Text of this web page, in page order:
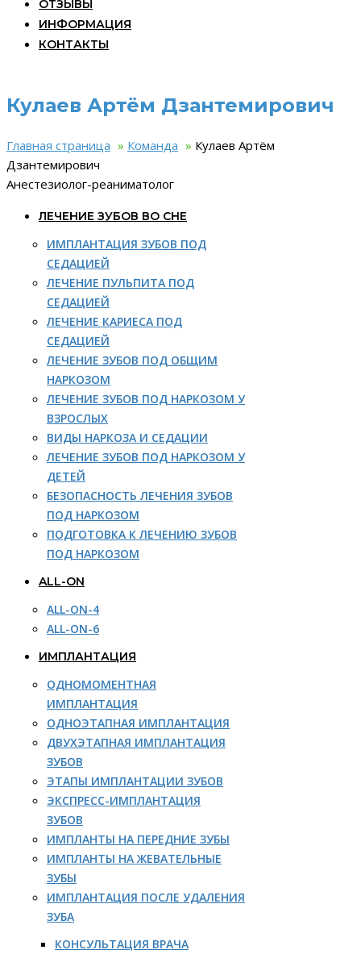
ОТЗЫВЫ
ИНФОРМАЦИЯ
КОНТАКТЫ
Кулаев Артём Дзантемирович
Главная страница » Команда » Кулаев Артём
Дзантемирович
Анестезиолог-реаниматолог
ЛЕЧЕНИЕ ЗУБОВ ВО СНЕ
ИМПЛАНТАЦИЯ ЗУБОВ ПОД
СЕДАЦИЕЙ
ЛЕЧЕНИЕ ПУЛЬПИТА ПОД
СЕДАЦИЕЙ
ЛЕЧЕНИЕ КАРИЕСА ПОД
СЕДАЦИЕЙ
ЛЕЧЕНИЕ ЗУБОВ ПОД ОБЩИМ
НАРКОЗОМ
ЛЕЧЕНИЕ ЗУБОВ ПОД НАРКОЗОМ У
ВЗРОСЛЫХ
ВИДЫ НАРКОЗА И СЕДАЦИИ
ЛЕЧЕНИЕ ЗУБОВ ПОД НАРКОЗОМ У
ДЕТЕЙ
БЕЗОПАСНОСТЬ ЛЕЧЕНИЯ ЗУБОВ
ПОД НАРКОЗОМ
ПОДГОТОВКА К ЛЕЧЕНИЮ ЗУБОВ
ПОД НАРКОЗОМ
ALL-ON
ALL-ON-4
ALL-ON-6
ИМПЛАНТАЦИЯ
ОДНОМОМЕНТНАЯ
ИМПЛАНТАЦИЯ
ОДНОЭТАПНАЯ ИМПЛАНТАЦИЯ
ДВУХЭТАПНАЯ ИМПЛАНТАЦИЯ
ЗУБОВ
ЭТАПЫ ИМПЛАНТАЦИИ ЗУБОВ
ЭКСПРЕСС-ИМПЛАНТАЦИЯ
ЗУБОВ
ИМПЛАНТЫ НА ПЕРЕДНИЕ ЗУБЫ
ИМПЛАНТЫ НА ЖЕВАТЕЛЬНЫЕ
ЗУБЫ
ИМПЛАНТАЦИЯ ПОСЛЕ УДАЛЕНИЯ
ЗУБА
КОНСУЛЬТАЦИЯ ВРАЧА